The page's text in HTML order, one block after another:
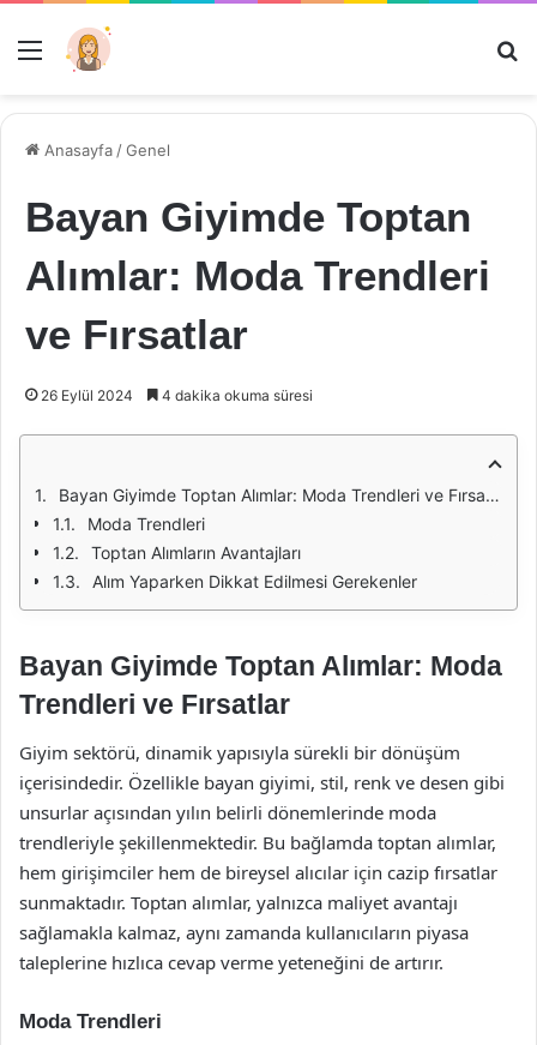
Menü
Anasayfa /Genel
Bayan Giyimde Toptan
Alımlar: Moda Trendleri
ve Fırsatlar
26 Eylül 2024 4 dakika okuma süresi
Bayan Giyimde Toptan Alımlar: Moda Trendleri ve Fırsatlar
Moda Trendleri
Toptan Alımların Avantajları
Alım Yaparken Dikkat Edilmesi Gerekenler
Bayan Giyimde Toptan Alımlar: Moda
Trendleri ve Fırsatlar
Giyim sektörü, dinamik yapısıyla sürekli bir dönüşüm
içerisindedir. Özellikle bayan giyimi, stil, renk ve desen gibi
unsurlar açısından yılın belirli dönemlerinde moda
trendleriyle şekillenmektedir. Bu bağlamda toptan alımlar,
hem girişimciler hem de bireysel alıcılar için cazip fırsatlar
sunmaktadır. Toptan alımlar, yalnızca maliyet avantajı
sağlamakla kalmaz, aynı zamanda kullanıcıların piyasa
taleplerine hızlıca cevap verme yeteneğini de artırır.
Moda Trendleri